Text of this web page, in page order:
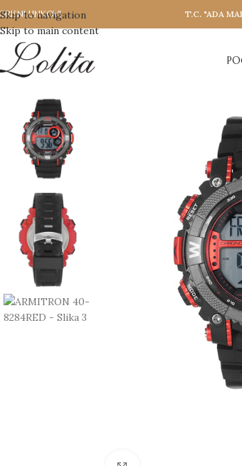
Skip to navigation
Skip to main content
LINKOVI T.C. "ADA